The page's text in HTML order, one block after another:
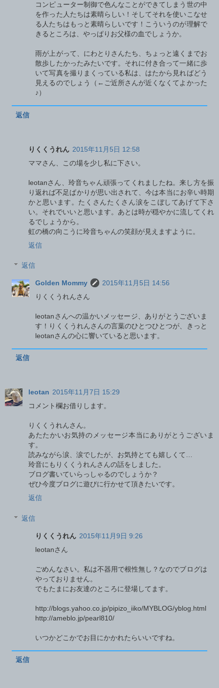
コンピューター制御で色んなことができてしまう世の中
を作った人たちは素晴らしい！そしてそれを使いこなせ
る人たちはもっと素晴らしいです！こういうのが理解で
きるところは、やっぱりお父様の血でしょうか。
雨が上がって、にわとりさんたち、ちょっと遠くまでお
散歩したかったみたいです。それに付き合って一緒に歩
いて写真を撮りまくっている私は、はたから見ればどう
見えるのでしょう（←ご近所さんが近くなくてよかった
♪）
返信
りくくうれん 2015年11月5日 12:58
ママさん、この場を少し私に下さい。
leotanさん、玲音ちゃん頑張ってくれましたね。来し方を振
り返れば不足ばかりが思い出されて、今は本当にお辛い時期
かと思います。たくさんたくさん涙をこぼしてあげて下さ
い。それでいいと思います。あとは時が穏やかに流してくれ
るでしょうから。
虹の橋の向こうに玲音ちゃんの笑顔が見えますように。
返信
返信
Golden Mommy
2015年11月5日 14:56
りくくうれんさん
leotanさんへの温かいメッセージ、ありがとうございま
す！りくくうれんさんの言葉のひとつひとつが、きっと
leotanさんの心に響いていると思います。
返信
leotan 2015年11月7日 15:29
コメント欄お借りします。
りくくうれんさん。
あたたかいお気持のメッセージ本当にありがとうございま
す。
読みながら涙、涙でしたが、お気持とても嬉しくて…
玲音にもりくくうれんさんの話をしました。
ブログ書いていらっしゃるのでしょうか？
ぜひ今度ブログに遊びに行かせて頂きたいです。
返信
返信
りくくうれん 2015年11月9日 9:26
leotanさん
ごめんなさい。私は不器用で根性無し？なのでブログは
やっておりません。
でもたまにお友達のところに登場してます。
http://blogs.yahoo.co.jp/pipizo_iiko/MYBLOG/yblog.html
http://ameblo.jp/pearl810/
いつかどこかでお目にかかれたらいいですね。
返信